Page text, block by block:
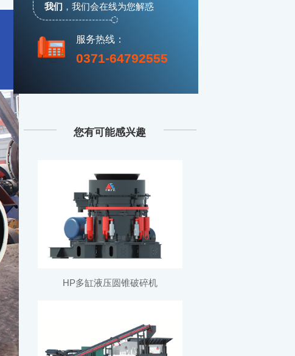
我们 ， 我们会在线为您解惑
服务热线：
0371-64792555
您有可能感兴趣
HP多缸液压圆锥破碎机